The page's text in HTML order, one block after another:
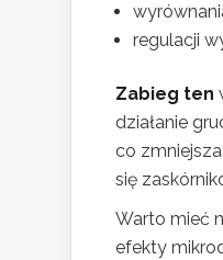
regulacji
Zabieg ten
działanie
co
się
Warto mieć
efekty